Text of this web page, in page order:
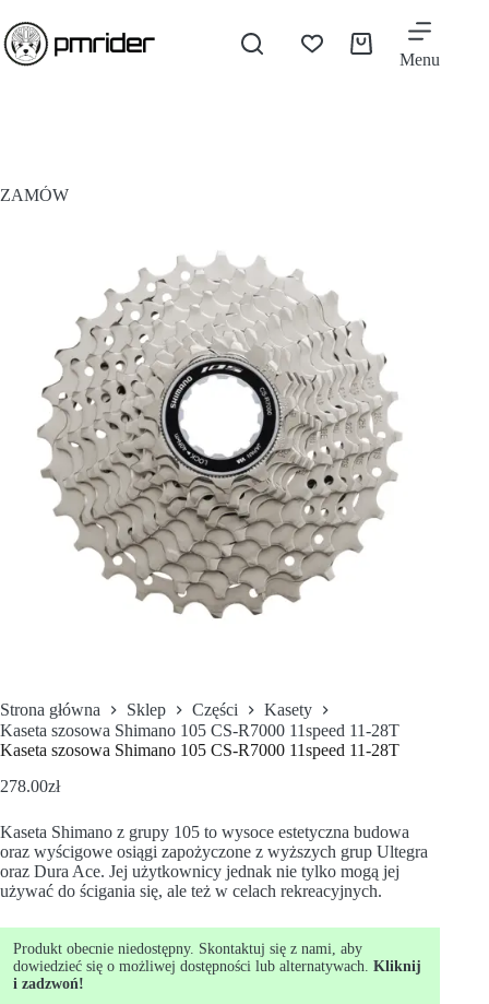
Menu
ZAMÓW
Strona główna Sklep Części
Kasety
Kaseta szosowa Shimano 105 CS-R7000 11speed 11-28T
Kaseta szosowa Shimano 105 CS-R7000 11speed 11-28T
278.00zł
Kaseta Shimano z grupy 105 to wysoce estetyczna budowa
oraz wyścigowe osiągi zapożyczone z wyższych grup Ultegra
oraz Dura Ace. Jej użytkownicy jednak nie tylko mogą jej
używać do ścigania się, ale też w celach rekreacyjnych.
Produkt obecnie niedostępny. Skontaktuj się z nami, aby
dowiedzieć się o możliwej dostępności lub alternatywach. Kliknij
i zadzwoń!